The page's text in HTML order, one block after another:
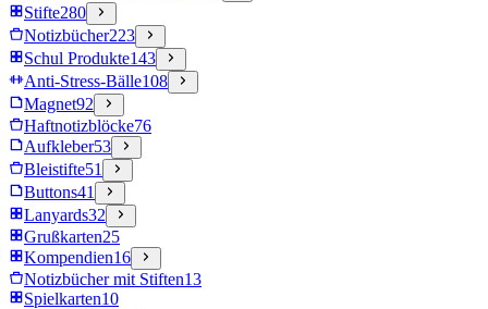
Stifte280
Notizbücher223
Schul Produkte143
Anti-Stress-Bälle108
Magnet92
Haftnotizblöcke76
Aufkleber53
Bleistifte51
Buttons41
Lanyards32
Grußkarten25
Kompendien16
Notizbücher mit Stiften13
Spielkarten10